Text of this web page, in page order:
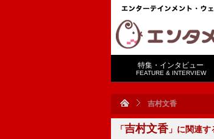
特集・インタビュー
FEATURE & INTERVIEW
吉村文香
「吉村文香 」に関連す